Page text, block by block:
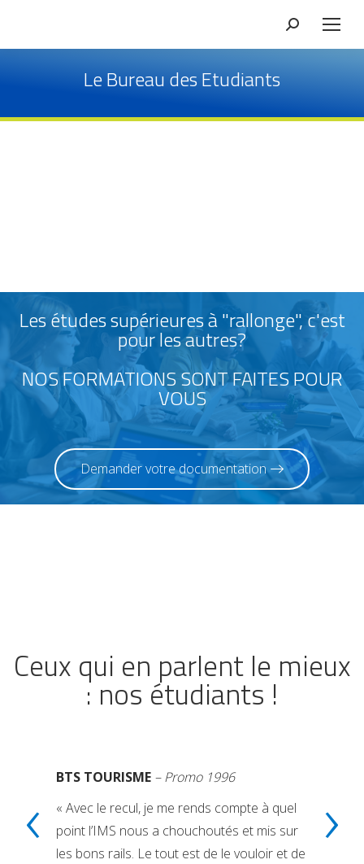
Le Bureau des Etudiants
Les études supérieures à "rallonge", c'est
pour les autres?
NOS FORMATIONS SONT FAITES POUR
VOUS
Demander votre documentation
Ceux qui en parlent le mieux
: nos étudiants !
BTS TOURISME– Promo 1996
« Avec le recul, je me rends compte à quel
point l’IMS nous a chouchoutés et mis sur
les bons rails. Le tout est de le vouloir et de
‹ ›